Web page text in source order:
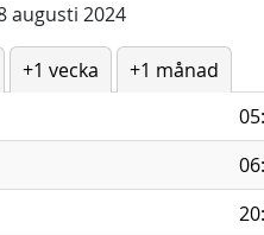
augusti 2024
+1 vecka
+1 månad